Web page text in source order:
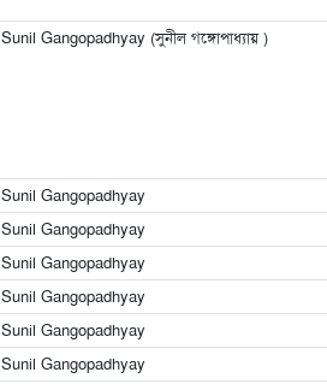
Sunil Gangopadhyay (সুনীল গঙ্গোপাধ্যায় )
Sunil Gangopadhyay
Sunil Gangopadhyay
Sunil Gangopadhyay
Sunil Gangopadhyay
Sunil Gangopadhyay
Sunil Gangopadhyay